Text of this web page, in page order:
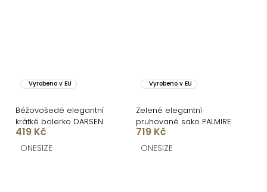
Vyrobeno v EU
Béžovošedé elegantní
krátké bolerko DARSEN
419 Kč
ONESIZE
Vyrobeno v EU
Zelené elegantní
pruhované sako PALMIRE
719 Kč
ONESIZE